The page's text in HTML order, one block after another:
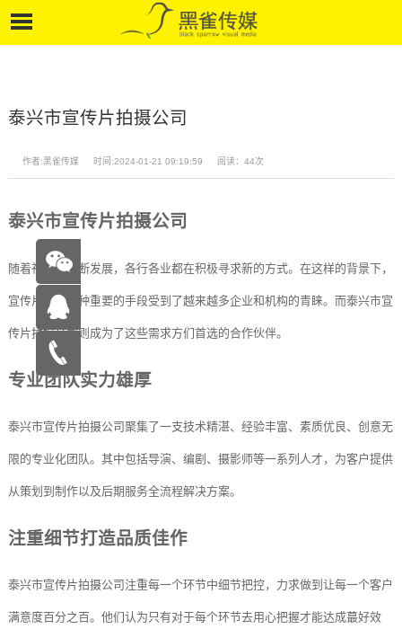
泰兴市宣传片拍摄公司
作者:黑雀传媒 时间:2024-01-21 09:19:59 阅读：44次
泰兴市宣传片拍摄公司
随着社会的不断发展，各行各业都在积极寻求新的方式。在这样的背景下，
宣传片作为一种重要的手段受到了越来越多企业和机构的青睐。而泰兴市宣
传片拍摄公司则成为了这些需求方们首选的合作伙伴。
专业团队实力雄厚
泰兴市宣传片拍摄公司聚集了一支技术精湛、经验丰富、素质优良、创意无
限的专业化团队。其中包括导演、编剧、摄影师等一系列人才，为客户提供
从策划到制作以及后期服务全流程解决方案。
注重细节打造品质佳作
泰兴市宣传片拍摄公司注重每一个环节中细节把控，力求做到让每一个客户
满意度百分之百。他们认为只有对于每个环节去用心把握才能达成蕞好效
在线咨